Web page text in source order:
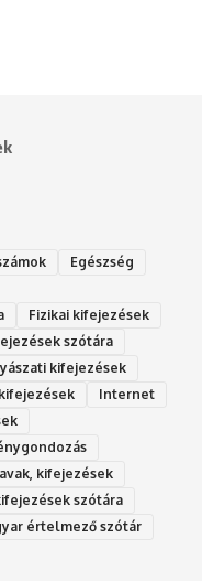
Egészség
Fizikai kifejezések
szótára
kifejezések
Internet
kifejezések
szótára
értelmező szótár